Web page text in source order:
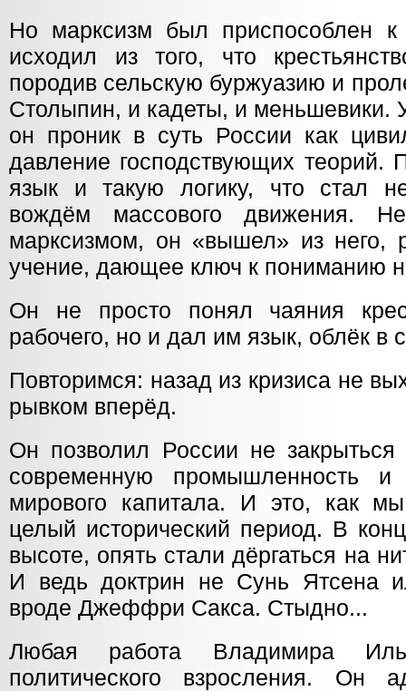
Но марксизм был приспособлен
исходил из того, что
породив сельскую буржуазию и
Столыпин, и кадеты, и меньшевики.
он проник в суть России как
давление господствующих теорий.
язык и такую логику, что стал
вождём массового движения.
марксизмом, он «вышел» из него,
учение, дающее ключ к пониманию
Он не просто понял чаяния
рабочего, но и дал им язык, облёк в
Повторимся: назад из кризиса не
рывком вперёд.
Он позволил России не
современную промышленность
мирового капитала. И это, как
целый исторический период. В
высоте, опять стали дёргаться на
И ведь доктрин не Сунь Ятсена
вроде Джеффри Сакса. Стыдно...
Любая работа Владимира
политического взросления. Он